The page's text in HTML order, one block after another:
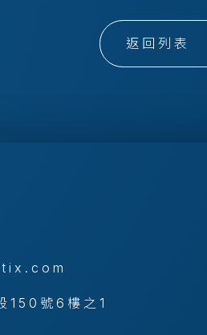
返回列表
150號6樓之1